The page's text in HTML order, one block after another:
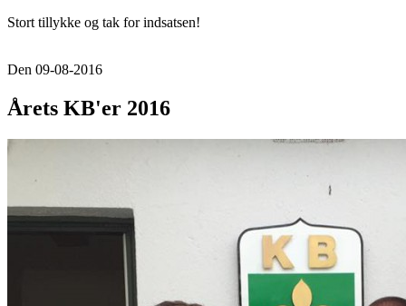
Stort tillykke og tak for indsatsen!
Den 09-08-2016
Årets KB'er 2016